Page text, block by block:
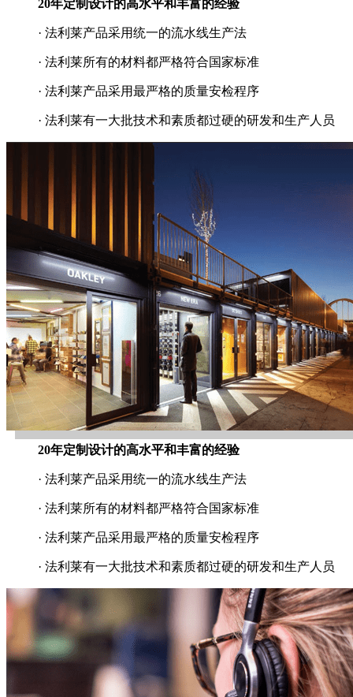
20年定制设计的高水平和丰富的经验
· 法利莱产品采用统一的流水线生产法
· 法利莱所有的材料都严格符合国家标准
· 法利莱产品采用最严格的质量安检程序
· 法利莱有一大批技术和素质都过硬的研发和生产人员
20年定制设计的高水平和丰富的经验
· 法利莱产品采用统一的流水线生产法
· 法利莱所有的材料都严格符合国家标准
· 法利莱产品采用最严格的质量安检程序
· 法利莱有一大批技术和素质都过硬的研发和生产人员